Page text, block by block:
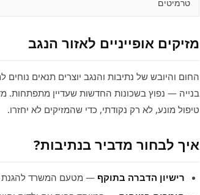
טרמיטים
מזיקים אופייניים לאזור הנגב
החום והיובש של נתיבות והנגב יוצרים תנאים
בנייה — נפוץ בשכונות החדשות שעדיין מתפתחות.
טיפול מונע, לא רק נקודתי, כדי שהמזיקים לא יחזרו.
איך לבחור מדביר בנתיבות?
רישיון הדברה בתוקף — מטעם המשרד להגנת